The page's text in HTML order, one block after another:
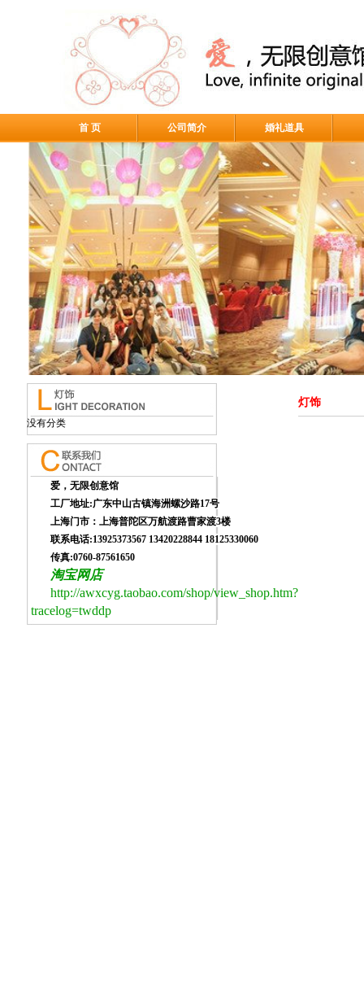
首 页 公司简介 婚礼道具
没有分类
爱，无限创意馆
工厂地址:广东中山古镇海洲螺沙路17号
上海门市：上海普陀区万航渡路曹家渡3楼
联系电话:13925373567 13420228844 18125330060
传真:0760-87561650
淘宝网店
http://awxcyg.taobao.com/shop/view_shop.htm?
tracelog=twddp
灯饰